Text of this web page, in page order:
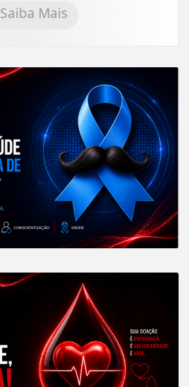
Saiba Mais